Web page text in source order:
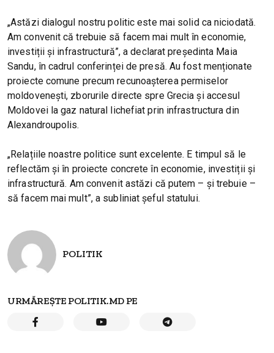
„Astăzi dialogul nostru politic este mai solid ca niciodată.
Am convenit că trebuie să facem mai mult în economie,
investiții și infrastructură”, a declarat președinta Maia
Sandu, în cadrul conferinței de presă. Au fost menționate
proiecte comune precum recunoașterea permiselor
moldovenești, zborurile directe spre Grecia și accesul
Moldovei la gaz natural lichefiat prin infrastructura din
Alexandroupolis.
„Relațiile noastre politice sunt excelente. E timpul să le
reflectăm și în proiecte concrete în economie, investiții și
infrastructură. Am convenit astăzi că putem – și trebuie –
să facem mai mult”, a subliniat șeful statului.
POLITIK
URMĂREȘTE POLITIK.MD PE